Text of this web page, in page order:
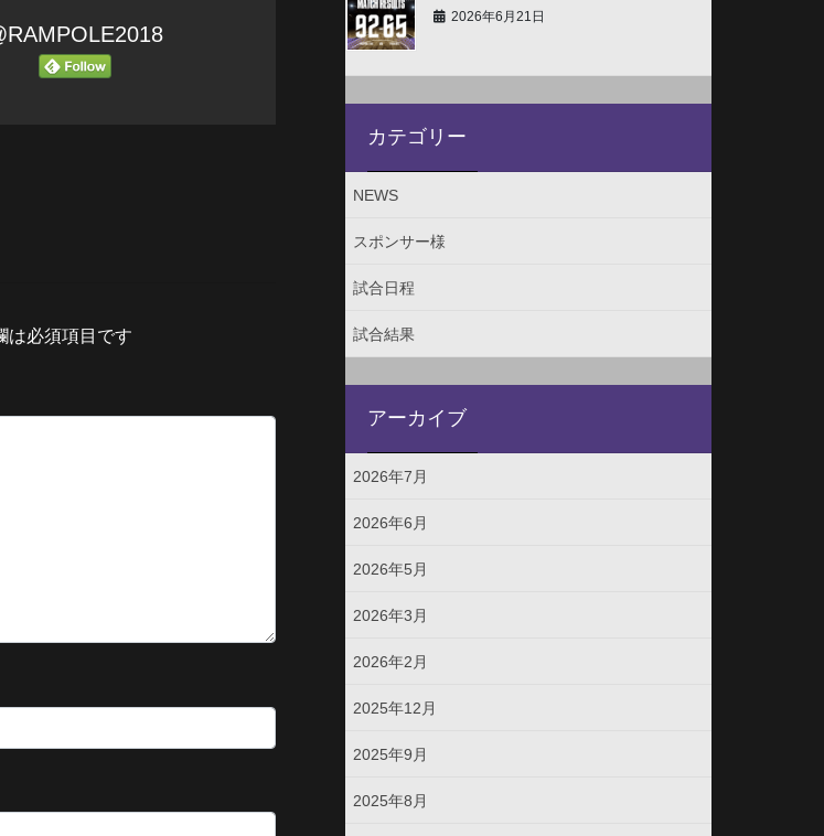
は必須項目です
2026年6月21日
カテゴリー
NEWS
スポンサー様
試合日程
試合結果
アーカイブ
2026年7月
2026年6月
2026年5月
2026年3月
2026年2月
2025年12月
2025年9月
2025年8月